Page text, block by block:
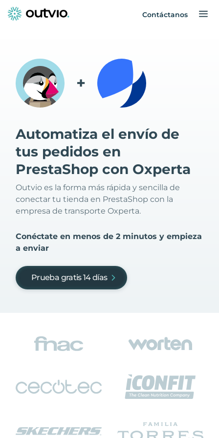
Contáctanos
+
Automatiza el envío de
tus pedidos en
PrestaShop con Oxperta
Outvio es la forma más rápida y sencilla de
conectar tu tienda en PrestaShop con la
empresa de transporte Oxperta.
Conéctate en menos de 2 minutos y empieza
a enviar
Prueba gratis 14 días